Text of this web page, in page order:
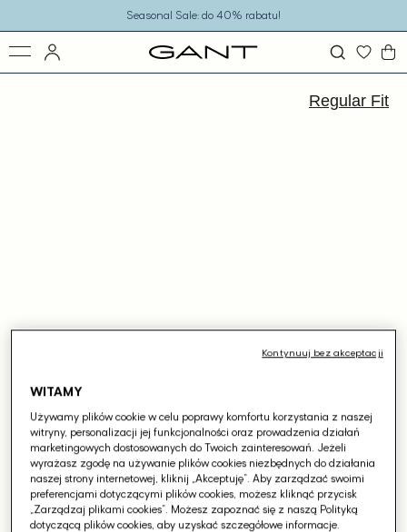
Seasonal Sale: do 40% rabatu!
Regular Fit
WITAMY
Używamy plików cookie w celu poprawy komfortu korzystania z naszej
witryny, personalizacji jej funkcjonalności oraz prowadzenia działań
marketingowych dostosowanych do Twoich zainteresowań. Jeżeli
wyrażasz zgodę na używanie plików cookies niezbędnych do działania
naszej strony internetowej, kliknij „Akceptuję”. Aby zarządzać swoimi
preferencjami dotyczącymi plików cookies, możesz kliknąć przycisk
„Zarządzaj plikami cookies”. Możesz zapoznać się z naszą Polityką
dotyczącą plików cookies, aby uzyskać szczegółowe informacje.
Kontynuuj bez akceptacji